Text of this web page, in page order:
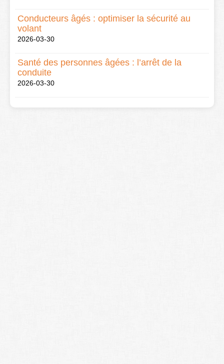
Conducteurs âgés : optimiser la sécurité au
volant
2026-03-30
Santé des personnes âgées : l’arrêt de la
conduite
2026-03-30